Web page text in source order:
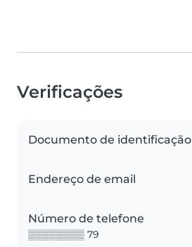
Verificações
Documento de identificação
Endereço de email
Número de telefone
▒▒▒▒▒▒▒▒ 79